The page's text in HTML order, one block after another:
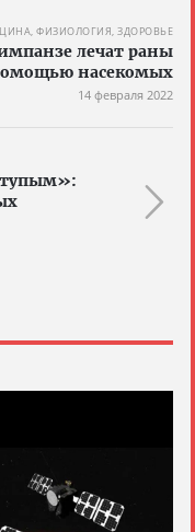
ФИЗИОЛОГИЯ, ЗДОРОВЬЕ
лечат раны
насекомых
14 февраля 2022
тупым»: